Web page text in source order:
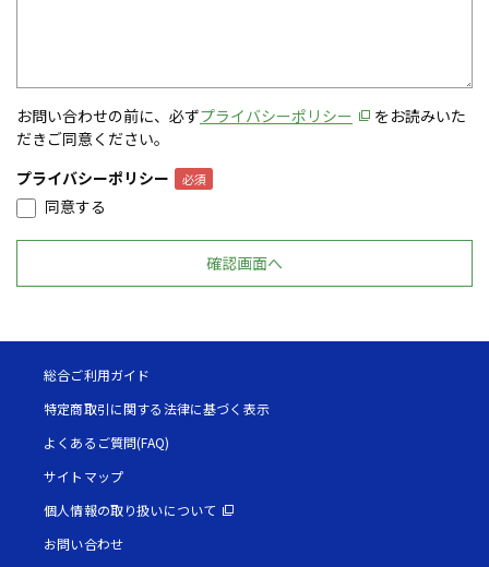
お問い合わせの前に、必ずプライバシーポリシー
をお読みいた
だきご同意ください。
プライバシーポリシー
同意する
総合ご利用ガイド
特定商取引に関する法律に基づく表示
よくあるご質問(FAQ)
サイトマップ
個人情報の取り扱いについて
お問い合わせ